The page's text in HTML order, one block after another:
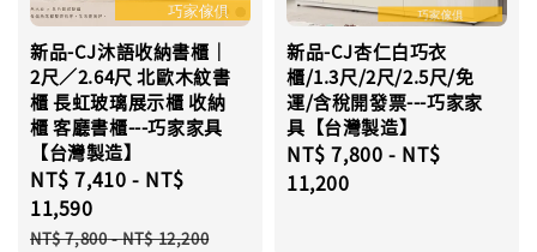
新品-CJ沐語收納書櫃｜
2尺／2.64尺 北歐木紋書
櫃 長虹玻璃展示櫃 收納
櫃 客廳書櫃---巧家家具
【台灣製造】
Sale
price
NT$ 7,410 - NT$
11,590
Regular
NT$ 7,800-NT$ 12,200
新品-CJ杏仁白巧衣
櫃/1.3尺/2尺/2.5尺/免
運/含稅開發票---巧家家
具【台灣製造】
Regular
price
NT$ 7,800 - NT$
11,200